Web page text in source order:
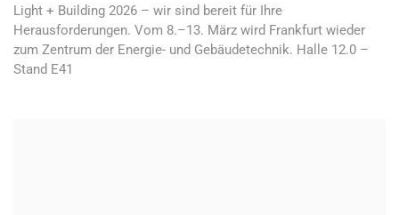
Light + Building 2026 – wir sind bereit für Ihre
Herausforderungen. Vom 8.–13. März wird Frankfurt wieder
zum Zentrum der Energie- und Gebäudetechnik. Halle 12.0 –
Stand E41